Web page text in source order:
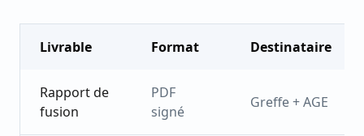
Livrable Format Destinataire
Rapport de
fusion
PDF
signé
Greffe + AGE